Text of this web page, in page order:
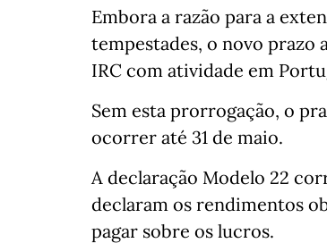
Embora a razão para a
tempestades, o novo prazo
IRC com atividade em
Sem esta prorrogação, o
ocorrer até 31 de maio.
A declaração Modelo 22
declaram os rendimentos
pagar sobre os lucros.